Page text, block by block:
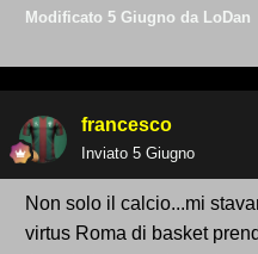
Modificato 5 Giugno da LoDan
francesco
Inviato 5 Giugno
Non solo il calcio...mi
virtus Roma di basket